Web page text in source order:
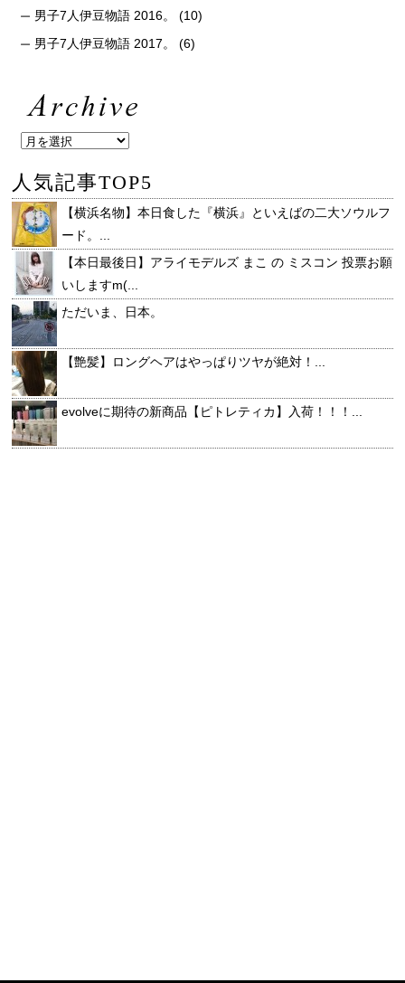
男子7人伊豆物語 2016。
(10)
男子7人伊豆物語 2017。
(6)
人気記事TOP5
【横浜名物】本日食した『横浜』といえばの二大ソウルフ
ード。...
【本日最後日】アライモデルズ まこ の ミスコン 投票お願
いしますm(...
ただいま、日本。
【艶髪】ロングヘアはやっぱりツヤが絶対！...
evolveに期待の新商品【ピトレティカ】入荷！！！...